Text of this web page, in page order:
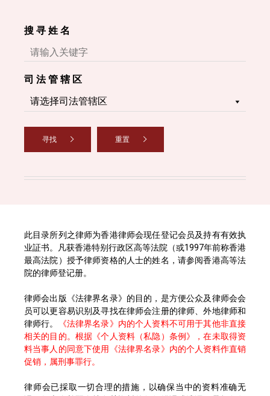
搜 寻 姓 名
司 法 管 辖 区
寻找 重置
此目录所列之律师为香港律师会现任登记会员及持有有效执
业証书。凡获香港特别行政区高等法院（或1997年前称香港
最高法院）授予律师资格的人士的姓名，请参阅香港高等法
院的律师登记册。
律师会出版《法律界名录》的目的，是方便公众及律师会会
员可以更容易识别及寻找在律师会注册的律师、外地律师和
律师行。
《法律界名录》内的个人资料不可用于其他非直接
相关的目的。根据《个人资料（私隐）条例》，在未取得资
料当事人的同意下使用《法律界名录》内的个人资料作直销
促销，属刑事罪行。
律师会已採取一切合理的措施，以确保当中的资料准确无